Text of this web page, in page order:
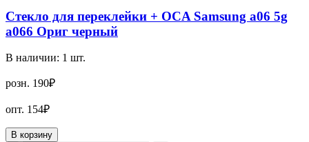
Стекло для переклейки + OCA Samsung a06 5g
a066 Ориг черный
В наличии: 1 шт.
розн. 190₽
опт. 154₽
В корзину